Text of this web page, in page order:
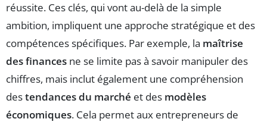
réussite. Ces clés, qui vont au-delà de la simple
ambition, impliquent une approche stratégique et des
compétences spécifiques. Par exemple, la maîtrise
des finances ne se limite pas à savoir manipuler des
chiffres, mais inclut également une compréhension
destendances du marché et des modèles
économiques. Cela permet aux entrepreneurs de